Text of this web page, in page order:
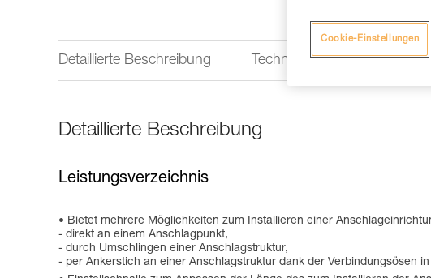
Detaillierte Beschreibung Technische Informationen
Detaillierte Beschreibung
Leistungsverzeichnis
Bietet mehrere Möglichkeiten zum Installieren einer
- direkt an einem Anschlagpunkt,
- durch Umschlingen einer Anschlagstruktur,
- per Ankerstich an einer Anschlagstruktur dank der Verbindungsösen
Cookie-Einstellungen